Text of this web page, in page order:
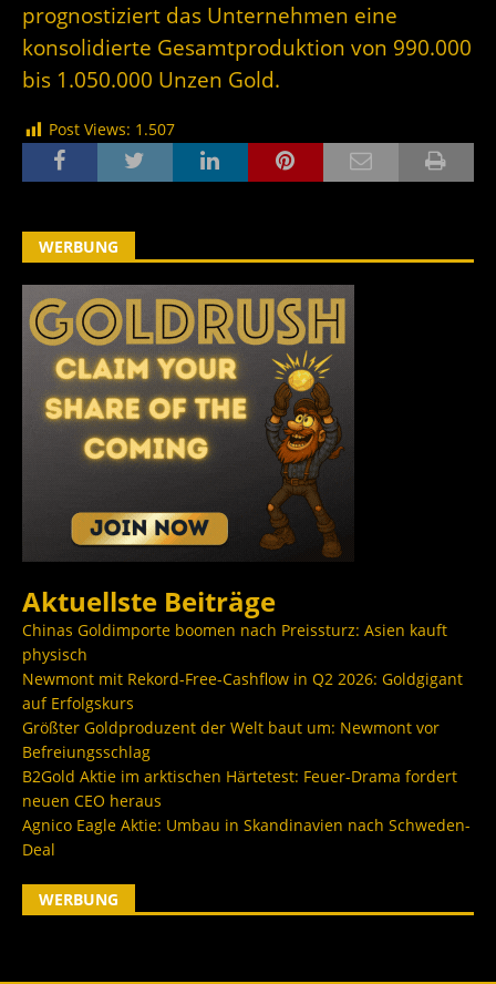
prognostiziert das Unternehmen eine
konsolidierte Gesamtproduktion von 990.000
bis 1.050.000 Unzen Gold.
Post Views: 1.507
WERBUNG
Aktuellste Beiträge
Chinas Goldimporte boomen nach Preissturz: Asien kauft
physisch
Newmont mit Rekord-Free-Cashflow in Q2 2026: Goldgigant
auf Erfolgskurs
Größter Goldproduzent der Welt baut um: Newmont vor
Befreiungsschlag
B2Gold Aktie im arktischen Härtetest: Feuer-Drama fordert
neuen CEO heraus
Agnico Eagle Aktie: Umbau in Skandinavien nach Schweden-
Deal
WERBUNG